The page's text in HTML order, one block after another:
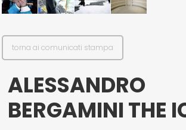
torna ai comunicati stampa
ALESSANDRO
BERGAMINI THE